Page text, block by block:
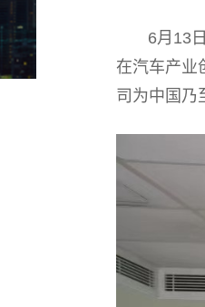
6月13日
在汽车产业
司为中国乃